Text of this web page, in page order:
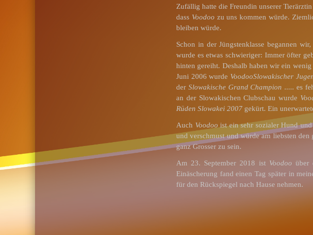
Zufällig hatte die Freundin unserer
dass Voodoo zu uns kommen würde.
bleiben würde.
Schon in der Jüngstenklasse begannen wir,
wurde es etwas schwieriger: Immer öfter
hinten gereiht. Deshalb haben wir ein
Juni 2006 wurde VoodooSlowakischer
der Slowakische Grand Champion ..... es
an der Slowakischen Clubschau wurde
Rüden Slowakei 2007 gekürt. Ein
Auch Voodoo ist ein sehr sozialer Hund
und verschmust und würde am liebsten
ganz Grosser zu sein.
Am 23. September 2018 ist Voodoo über
Einäscherung fand einen Tag später in
für den Rückspiegel nach Hause nehmen.